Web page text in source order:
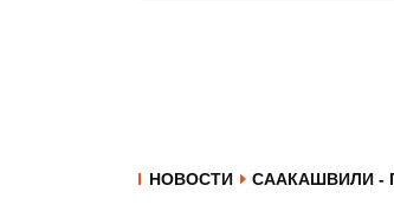
НОВОСТИ СААКАШВИЛИ -